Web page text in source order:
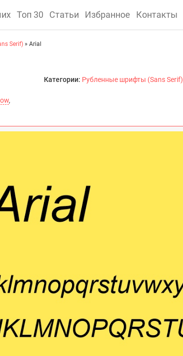
Топ 30 Статьи Избранное Контакты
Serif) » Arial
,
Категории: Рубленные шрифты (Sans Serif)